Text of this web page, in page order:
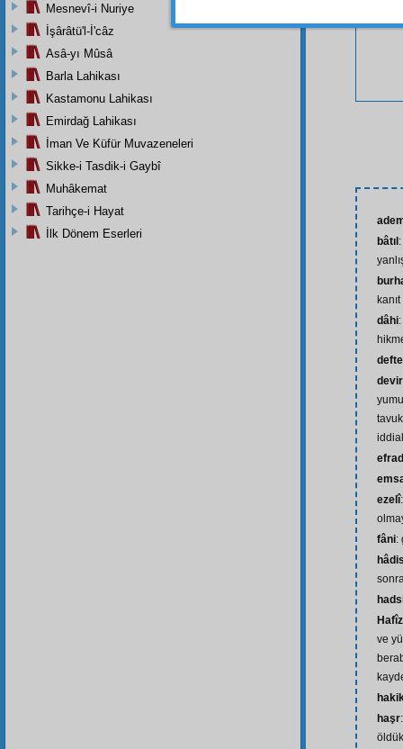
bâtıl
kanıt
dâhi
devir
efrad
ezelî
fâni:
ve
haşr
Mesnevî-i Nuriye
İşârâtü'l-İ'câz
Asâ-yı Mûsâ
Barla Lahikası
Kastamonu Lahikası
Emirdağ Lahikası
İman Ve Küfür Muvazeneleri
Sikke-i Tasdik-i Gaybî
Muhâkemat
Tarihçe-i Hayat
İlk Dönem Eserleri